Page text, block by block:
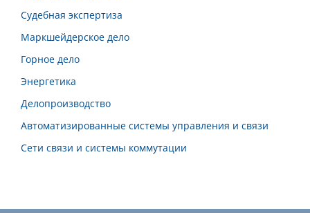
Судебная экспертиза
Маркшейдерское дело
Горное дело
Энергетика
Делопроизводство
Автоматизированные системы управления и связи
Сети связи и системы коммутации